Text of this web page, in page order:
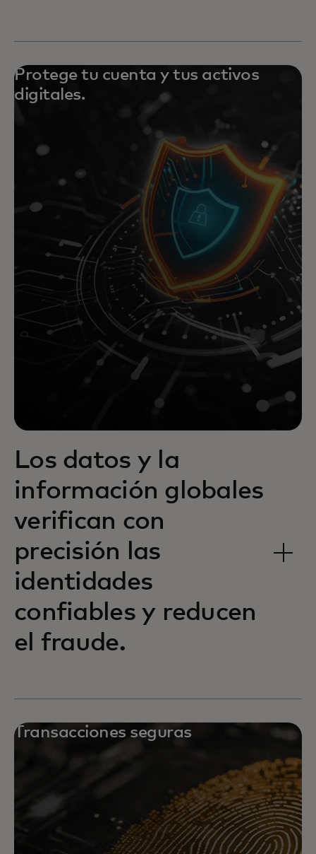
Protege tu cuenta y tus activos
digitales.
Los datos y la
información globales
verifican con
precisión las
identidades
confiables y reducen
el fraude.
Transacciones seguras